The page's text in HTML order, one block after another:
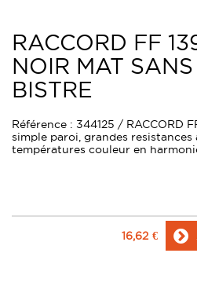
RACCORD FF
NOIR MAT
BISTRE
Référence : 344125 / RACCORD
simple paroi, grandes
températures couleur en
16,62 €